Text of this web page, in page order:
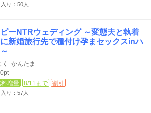
り：50人
ーNTRウェディング ～変態夫と執着
新婚旅行先で種付け孕まセックスinハ
かんたま
増量
8/11まで 割引
り：57人